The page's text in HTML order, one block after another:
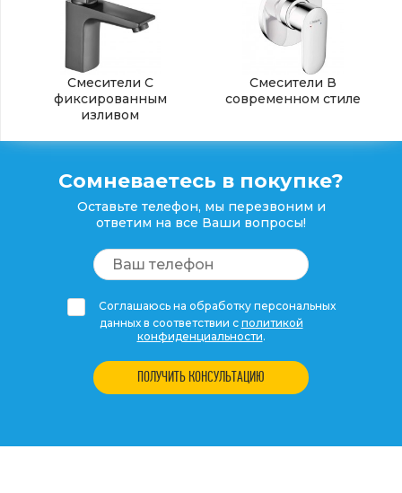
Смесители С
фиксированным
изливом
Смесители В
современном стиле
Сомневаетесь в покупке?
Оставьте телефон, мы перезвоним и
ответим на все Ваши вопросы!
Соглашаюсь на обработку персональных
данных в соответствии с политикой
конфиденциальности.
ПОЛУЧИТЬ КОНСУЛЬТАЦИЮ